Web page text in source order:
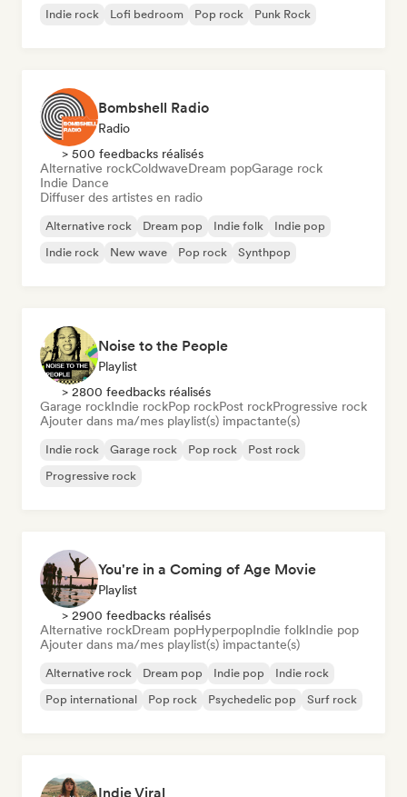
Indie rock
Lofi bedroom Pop rock Punk Rock
Bombshell Radio
Radio
> 500 feedbacks réalisés
Alternative rockColdwaveDream popGarage rock
Indie Dance
Diffuser des artistes en radio
Alternative rock Dream pop Indie folk
Indie pop
Indie rock
New wave Pop rock Synthpop
Noise to the People
Playlist
> 2800 feedbacks réalisés
Garage rockIndie rockPop rockPost rockProgressive rock
Ajouter dans ma/mes playlist(s) impactante(s)
Indie rock Garage rock Pop rock
Post rock
Progressive rock
You're in a Coming of Age Movie
Playlist
> 2900 feedbacks réalisés
Alternative rockDream popHyperpopIndie folkIndie pop
Ajouter dans ma/mes playlist(s) impactante(s)
Alternative rock Dream pop Indie pop
Indie rock
Pop international
Pop rock Psychedelic pop Surf rock
Indie Viral